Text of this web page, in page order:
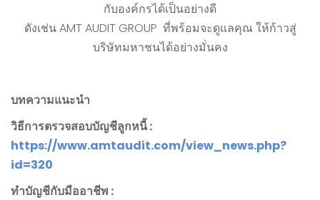
กับองค์กรได้เป็นอย่างดี
ดังเช่น AMT AUDIT GROUP ที่พร้อมจะดูแลคุณ ให้ก้าวสู่
บริษัทมหาชนได้อย่างมั่นคง
บทความแนะนำ
วิธีการตรวจสอบบัญชีลูกหนี้:
https://www.amtaudit.com/view_news.php?
id=320
ทำบัญชีกับมืออาชีพ :